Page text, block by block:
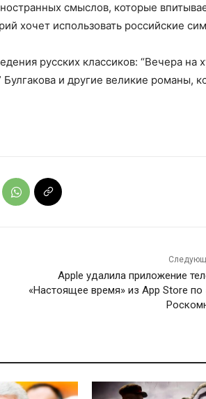
смыслов, которые
хочет использовать российские
русских классиков: “Вечера на
и другие великие романы,
Apple удалила приложение
«Настоящее время» из App Store по